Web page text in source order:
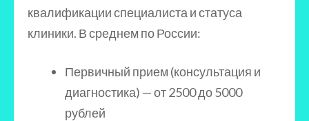
квалификации специалиста и статуса
клиники. В среднем по России:
Первичный прием (консультация и
диагностика) — от 2500 до 5000
рублей